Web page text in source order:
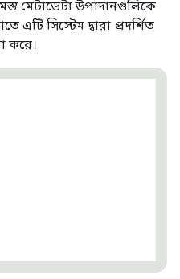
মেটাডেটা উপাদানগুলিকে
এটি সিস্টেম দ্বারা প্রদর্শিত
করে।